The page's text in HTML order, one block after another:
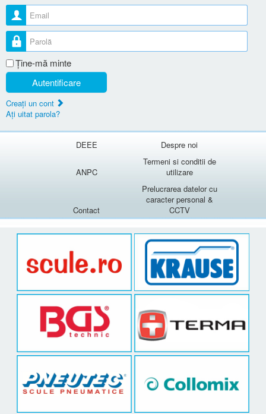
Nume utilizator
Parolă
Ţine-mă minte
Autentificare
Creaţi un cont
Aţi uitat parola?
DEEE Despre noi
ANPC
Termeni si conditii de
utilizare
Contact
Prelucrarea datelor cu
caracter personal &
CCTV